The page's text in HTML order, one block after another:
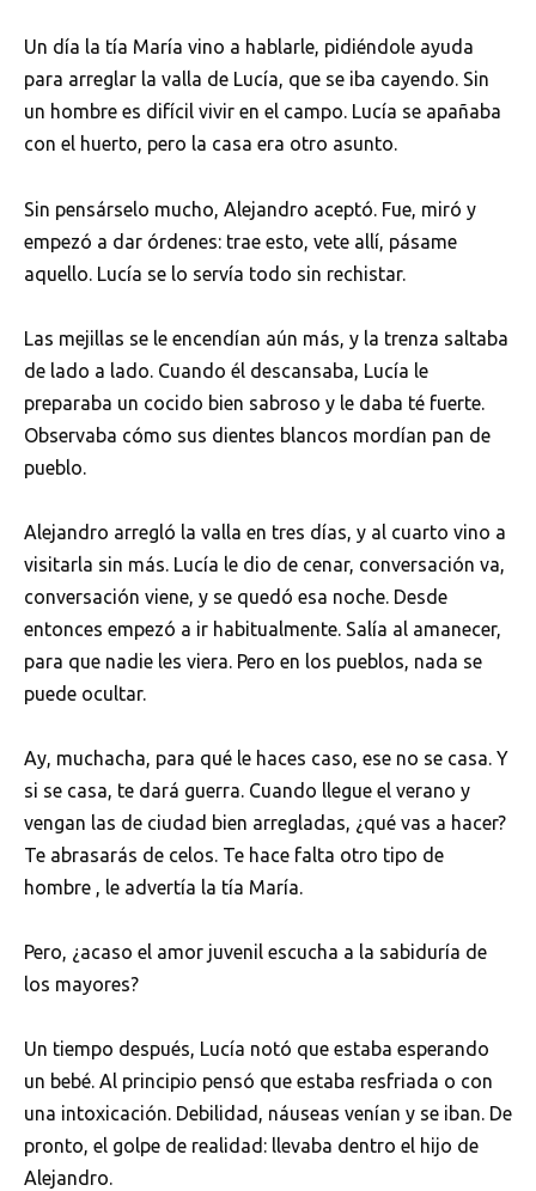
Un día la tía María vino a hablarle, pidiéndole ayuda
para arreglar la valla de Lucía, que se iba cayendo. Sin
un hombre es difícil vivir en el campo. Lucía se apañaba
con el huerto, pero la casa era otro asunto.
Sin pensárselo mucho, Alejandro aceptó. Fue, miró y
empezó a dar órdenes: trae esto, vete allí, pásame
aquello. Lucía se lo servía todo sin rechistar.
Las mejillas se le encendían aún más, y la trenza saltaba
de lado a lado. Cuando él descansaba, Lucía le
preparaba un cocido bien sabroso y le daba té fuerte.
Observaba cómo sus dientes blancos mordían pan de
pueblo.
Alejandro arregló la valla en tres días, y al cuarto vino a
visitarla sin más. Lucía le dio de cenar, conversación va,
conversación viene, y se quedó esa noche. Desde
entonces empezó a ir habitualmente. Salía al amanecer,
para que nadie les viera. Pero en los pueblos, nada se
puede ocultar.
Ay, muchacha, para qué le haces caso, ese no se casa. Y
si se casa, te dará guerra. Cuando llegue el verano y
vengan las de ciudad bien arregladas, ¿qué vas a hacer?
Te abrasarás de celos. Te hace falta otro tipo de
hombre , le advertía la tía María.
Pero, ¿acaso el amor juvenil escucha a la sabiduría de
los mayores?
Un tiempo después, Lucía notó que estaba esperando
un bebé. Al principio pensó que estaba resfriada o con
una intoxicación. Debilidad, náuseas venían y se iban. De
pronto, el golpe de realidad: llevaba dentro el hijo de
Alejandro.